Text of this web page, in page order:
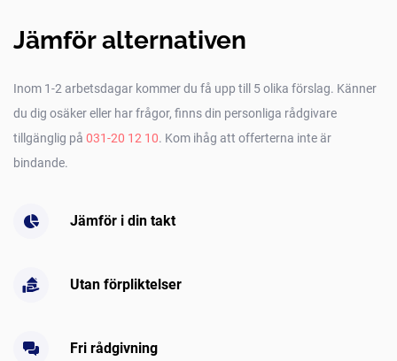
Jämför alternativen
Inom 1-2 arbetsdagar kommer du få upp till 5 olika förslag. Känner
du dig osäker eller har frågor, finns din personliga rådgivare
tillgänglig på 031-20 12 10. Kom ihåg att offerterna inte är
bindande.
Jämför i din takt
Utan förpliktelser
Fri rådgivning